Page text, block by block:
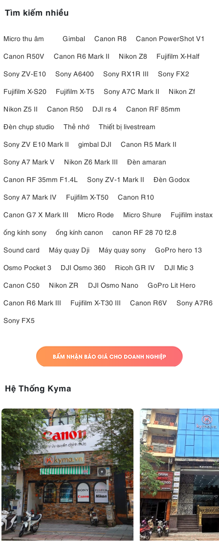
Tìm kiếm nhiều
Micro thu âm Gimbal Canon R8
Canon PowerShot V1
Canon R50V
Canon R6 Mark II Nikon Z8
Fujifilm X-Half
Sony ZV-E10
Sony A6400 Sony RX1R III
Sony FX2
Fujifilm X-S20
Fujifilm X-T5 Sony A7C Mark II
Nikon Zf
Nikon Z5 II
Canon R50 DJI rs 4
Canon RF 85mm
Đèn chụp studio
Thẻ nhớ
Thiết bị livestream
Sony ZV E10 Mark II
gimbal DJI
Canon R5 Mark II
Sony A7 Mark V
Nikon Z6 Mark III
Đèn amaran
Canon RF 35mm F1.4L
Sony ZV-1 Mark II
Đèn Godox
Sony A7 Mark IV
Fujifilm X-T50
Canon R10
Canon G7 X Mark III
Micro Rode Micro Shure
Fujifilm instax
ống kính sony
ống kính canon
canon RF 28 70 f2.8
Sound card
Máy quay Dji Máy quay sony
GoPro hero 13
Osmo Pocket 3
DJI Osmo 360 Ricoh GR IV
DJI Mic 3
Canon C50
Nikon ZR DJI Osmo Nano
GoPro Lit Hero
Canon R6 Mark III
Fujifilm X-T30 III Canon R6V
Sony A7R6
Sony FX5
Hệ Thống Kyma